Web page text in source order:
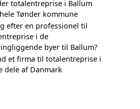
totalentreprise i Ballum
Tønder kommune
efter en professionel til
i de
byer til Ballum?
et firma til totalentreprise i
dele af Danmark